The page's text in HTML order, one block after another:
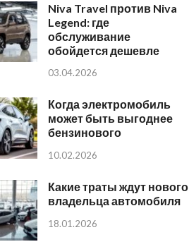
Niva Travel против Niva
Legend: где
обслуживание
обойдется дешевле
03.04.2026
Когда электромобиль
может быть выгоднее
бензинового
10.02.2026
Какие траты ждут нового
владельца автомобиля
18.01.2026